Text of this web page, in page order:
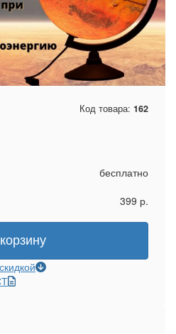
Код товара: 162
бесплатно
399 р.